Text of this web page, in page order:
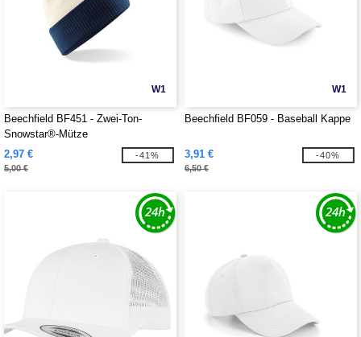
W1
Beechfield BF451 - Zwei-Ton-
Snowstar®-Mütze
2,97 €
5,00 €
-41%
W1
Beechfield BF059 - Baseball Kappe
3,91 €
6,50 €
-40%